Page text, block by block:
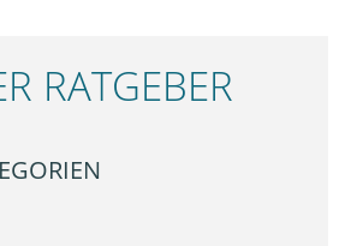
RATGEBER